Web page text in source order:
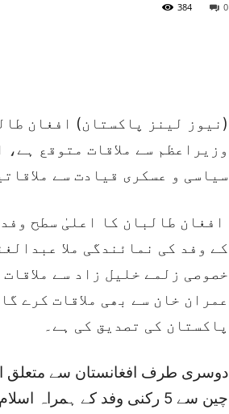
0
384
(نیوز لینز پاکستان) افغان
وزیراعظم سے ملاقات متوقع
سیاسی و عسکری قیادت سے
افغان طالبان کا اعلیٰ سطح
کے وفد کی نمائندگی ملا
خصوصی زلمے خلیل زاد سے
عمران خان سے بھی ملاقات کرے
پاکستان کی تصدیق کی ہے۔
دوسری طرف افغانستان سے متعلق
چین سے 5 رکنی وفد کے ہمراہ